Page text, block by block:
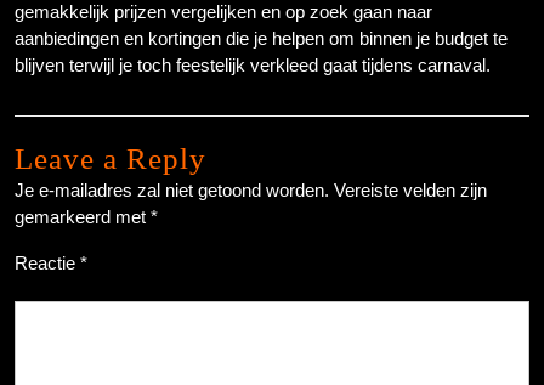
gemakkelijk prijzen vergelijken en op zoek gaan naar
aanbiedingen en kortingen die je helpen om binnen je budget te
blijven terwijl je toch feestelijk verkleed gaat tijdens carnaval.
Leave a Reply
Je e-mailadres zal niet getoond worden. Vereiste velden zijn
gemarkeerd met *
Reactie *